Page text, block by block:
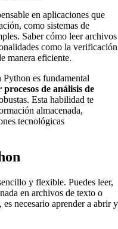
en aplicaciones que
como sistemas de
Saber cómo leer archivos
como la verificación
manera eficiente.
es fundamental
de análisis de
Esta habilidad te
almacenada,
tecnológicas
y flexible. Puedes leer,
en archivos de texto o
es necesario aprender a abrir y